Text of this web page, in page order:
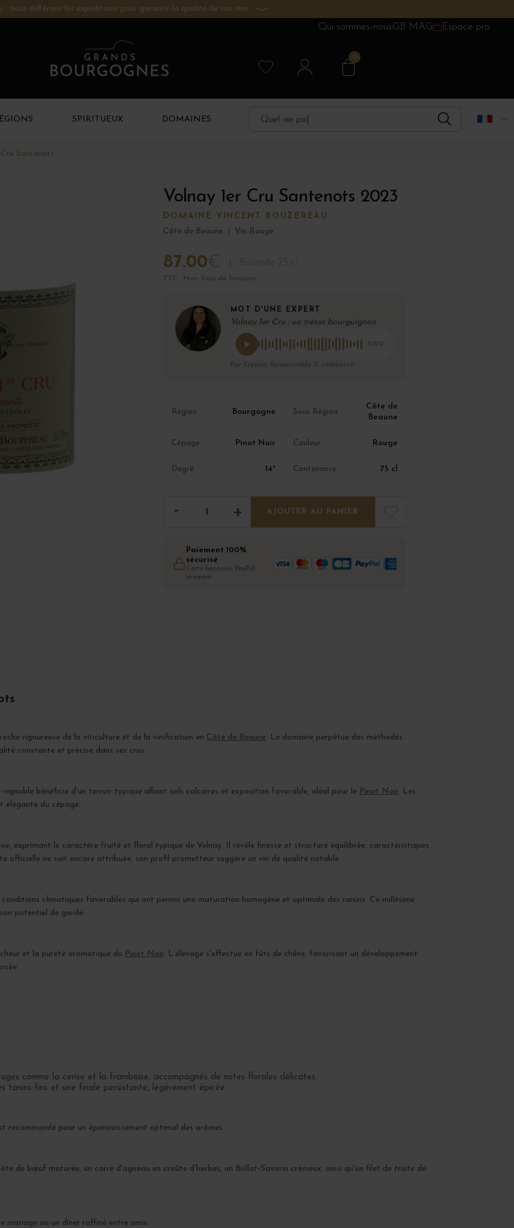
: nous différons les expéditions pour garantir la qualité de vos vins.
Qui sommes-nousGB MAG Espace pro
0
SPIRITUEUX DOMAINES
Santenots
Volnay 1er Cru Santenots 2023
DOMAINE VINCENT BOUZEREAU
Côte de Beaune
Vin Rouge
87.00€ Bouteille 75 cl
TTC · Hors frais de livraison
MOT D'UNE EXPERT
Volnay 1er Cru : un trésor bourguignon
0:00
Par Eryane, Responsable E-commerce
Région Bourgogne Sous Région
Côte de
Beaune
Cépage Pinot Noir Couleur Rouge
Degré 14° Contenance 75 cl
AJOUTER AU PANIER
Paiement 100%
sécurisé
Carte bancaire, PayPal,
virement
rigoureuse de la viticulture et de la vinification en Côte de Beaune. Le domaine perpétue des méthodes
constante et précise dans ses crus.
vignoble bénéficie d'un terroir typique alliant sols calcaires et exposition favorable, idéal pour le Pinot Noir. Les
élégante du cépage.
exprimant le caractère fruité et floral typique de Volnay. Il révèle finesse et structure équilibrée, caractéristiques
officielle ne soit encore attribuée, son profil prometteur suggère un vin de qualité notable.
climatiques favorables qui ont permis une maturation homogène et optimale des raisins. Ce millésime
potentiel de garde.
et la pureté aromatique du Pinot Noir. L’élevage s'effectue en fûts de chêne, favorisant un développement
comme la cerise et la framboise, accompagnés de notes florales délicates.
fins et une finale persistante, légèrement épicée.
recommandé pour un épanouissement optimal des arômes.
de bœuf maturée, un carré d'agneau en croûte d'herbes, un Brillat-Savarin crémeux, ainsi qu'un filet de truite de
mariage ou un dîner raffiné entre amis.